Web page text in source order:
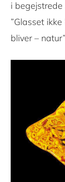
i
”Glasset
bliver –